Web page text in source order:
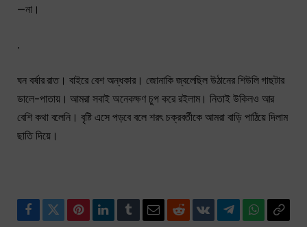
—না।
.
ঘন বর্ষার রাত। বাইরে বেশ অন্ধকার। জোনাকি জ্বলেছিল উঠানের শিউলি গাছটার
ডালে-পাতায়। আমরা সবাই অনেকক্ষণ চুপ করে রইলাম। নিতাই উকিলও আর
বেশি কথা বলেনি। বৃষ্টি এসে পড়বে বলে শরৎ চক্রবর্তীকে আমরা বাড়ি পাঠিয়ে দিলাম
ছাতি দিয়ে।
Facebook
TwitterPinterestLinkedIn
TumblrEmailRedditVKontakte
TelegramWhatsApp
Copy